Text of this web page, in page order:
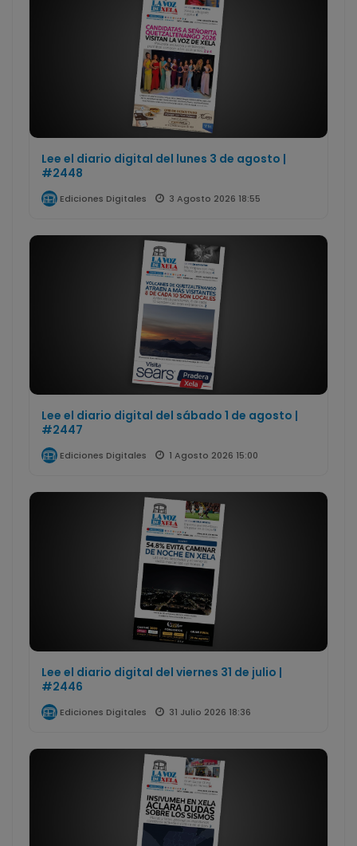
Lee el diario digital del lunes 3 de agosto |
#2448
Ediciones Digitales 3 Agosto 2026 18:55
Lee el diario digital del sábado 1 de agosto |
#2447
Ediciones Digitales 1 Agosto 2026 15:00
Lee el diario digital del viernes 31 de julio |
#2446
Ediciones Digitales 31 Julio 2026 18:36